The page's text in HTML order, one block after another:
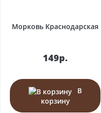
Морковь Краснодарская
149р.
В
корзину